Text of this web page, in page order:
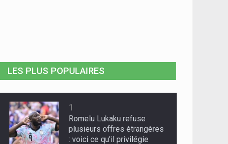
LES PLUS POPULAIRES
1
Romelu Lukaku refuse
plusieurs offres étrangères
: voici ce qu'il privilégie